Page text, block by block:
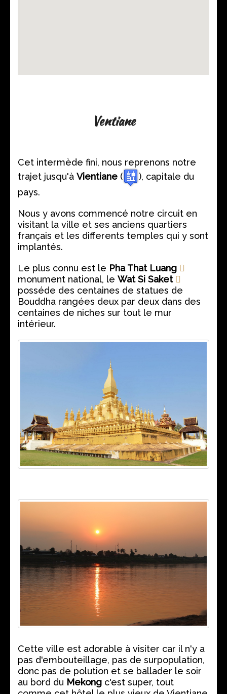
Ventiane
Cet intermède fini, nous reprenons notre
trajet jusqu'à Vientiane (
), capitale du
pays.
Nous y avons commencé notre circuit en
visitant la ville et ses anciens quartiers
français et les differents temples qui y sont
implantés.
Le plus connu est le Pha That Luang
monument national, le Wat Si Saket
posséde des centaines de statues de
Bouddha rangées deux par deux dans des
centaines de niches sur tout le mur
intérieur.
Cette ville est adorable à visiter car il n'y a
pas d'embouteillage, pas de surpopulation,
donc pas de polution et se ballader le soir
au bord du Mekong c'est super, tout